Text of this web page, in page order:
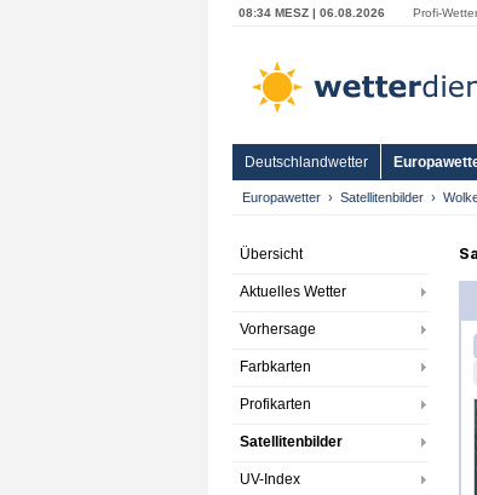
08:34 MESZ | 06.08.2026 Profi-Wetter
Deutschlandwetter
Europawetter Satellitenbilder
Übersicht
Aktuelles Wetter
Vorhersage
Farbkarten
Profikarten
Satellitenbilder
UV-Index